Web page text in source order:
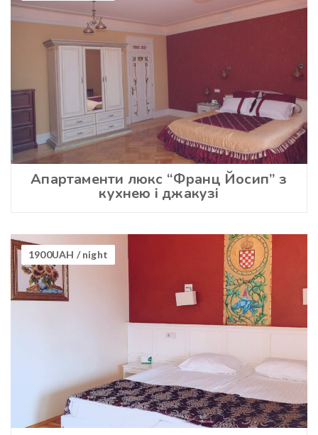
Апартаменти люкс “Франц Йосип” з
кухнею і джакузі
1900UAH / night